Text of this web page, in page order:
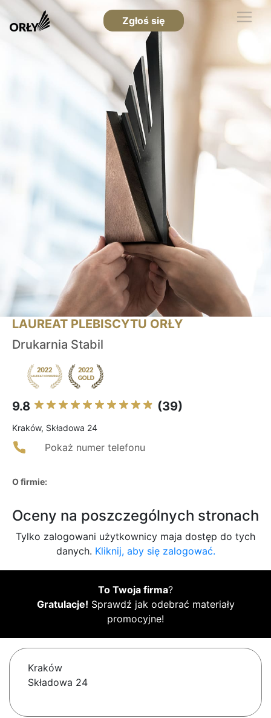
Zgłoś się
LAUREAT PLEBISCYTU ORŁY
Drukarnia Stabil
9.8 (39)
Kraków, Składowa 24
Pokaż numer telefonu
O firmie:
Oceny na poszczególnych stronach
Tylko zalogowani użytkownicy maja dostęp do tych
danych. Kliknij, aby się zalogować.
To Twoja firma?
Gratulacje! Sprawdź jak odebrać materiały
promocyjne!
Kraków
Składowa 24